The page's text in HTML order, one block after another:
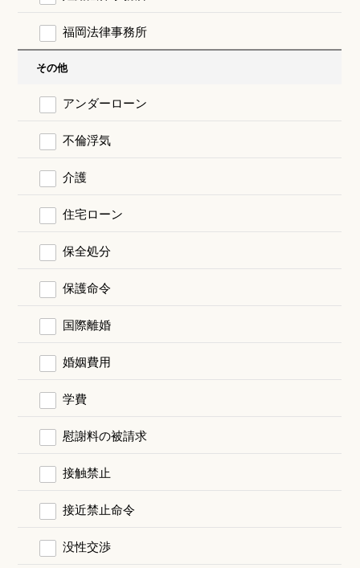
福岡法律事務所
その他
アンダーローン
不倫浮気
介護
住宅ローン
保全処分
保護命令
国際離婚
婚姻費用
学費
慰謝料の被請求
接触禁止
接近禁止命令
没性交渉